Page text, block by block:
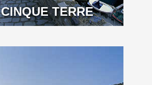
CINQUE TERRE